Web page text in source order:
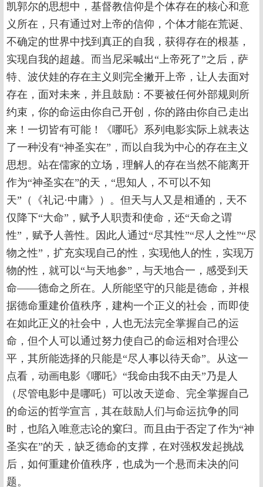
凯郭尔的思想中，基督教信仰是个体存在的核心和意
义所在，只有通过对上帝的信仰，个体才能在荒诞、
不确定的世界中找到真正的自我，获得存在的根基，
实现自我的超越。而当尼采喊出“上帝死了”之后，萨
特、波伏娃的存在主义则完全撇开上帝，让人去面对
存在，面对未来，并且鼓励：不要被任何外部规则所
约束，你的命运由你自己开创，你的路由你自己走出
来！一切皆有可能！《哪吒》系列电影实际上就表达
了一种没有“神圣实在”，而以自我为中心的存在主义
思想。站在儒家的立场，理解人的存在当然不能离开
作为“神圣实在”的天，“思知人，不可以不知
天”（《礼记·中庸》）。但天与人又是相通的，天不
仅降下“大命”，赋予人职责和使命，还“天命之谓
性”，赋予人善性。因此人通过“尽其性”“尽人之性”“尽
物之性”，扩充实现自己的性，实现他人的性，实现万
物的性，就可以“与天地参”，与天地合一，感受到天
命——德命之所在。人所能坚守的只能是德命，并根
据德命重建价值秩序，建构一个正义的社会，而即使
在如此正义的社会中，人也无法完全掌握自己的运
命，但个人可以通过努力使自己的命运相对合理公
平，其所能选择的只能是“尽人事以待天命”。从这一
点看，动画电影《哪吒》“我命由我不由天”乃是人
（尽管电影中是哪吒）可以改天逆命、完全掌握自己
的命运的哲学宣言，其在鼓励人们与命运抗争的同
时，也陷入唯意志论的窠臼。而且由于否定了作为“神
圣实在”的天，缺乏德命的支撑，在对强权发起挑战
后，如何重建价值秩序，也成为一个悬而未决的问
题。